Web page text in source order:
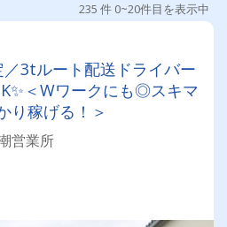
235 件 0~20件目を表示中
3tルート配送ドライバー
＜Wワークにも◎スキマ
り稼げる！＞
営業所